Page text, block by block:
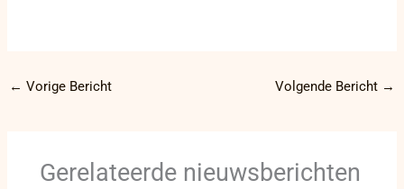
← Vorige Bericht Volgende Bericht →
Gerelateerde nieuwsberichten